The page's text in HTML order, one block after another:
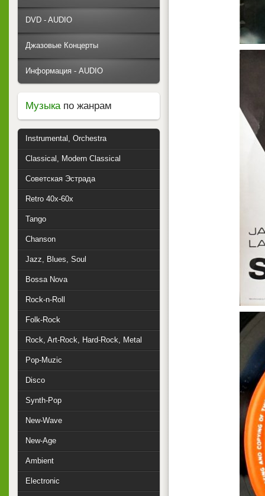
DVD - AUDIO
Джазовые Концерты
Информация - AUDIO
Музыкапо жанрам
Instrumental, Orchestra
Classical, Modern Classical
Советская Эстрада
Retro 40x-60x
Tango
Chanson
Jazz, Blues, Soul
Bossa Nova
Rock-n-Roll
Folk-Rock
Rock, Art-Rock, Hard-Rock, Metal
Pop-Muzic
Disco
Synth-Pop
New-Wave
New-Age
Ambient
Electronic